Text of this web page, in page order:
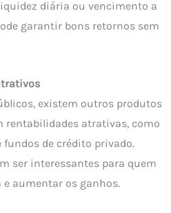
diária ou vencimento a
garantir bons retornos sem
existem outros produtos
rentabilidades atrativas, como
de crédito privado.
ser interessantes para quem
aumentar os ganhos.